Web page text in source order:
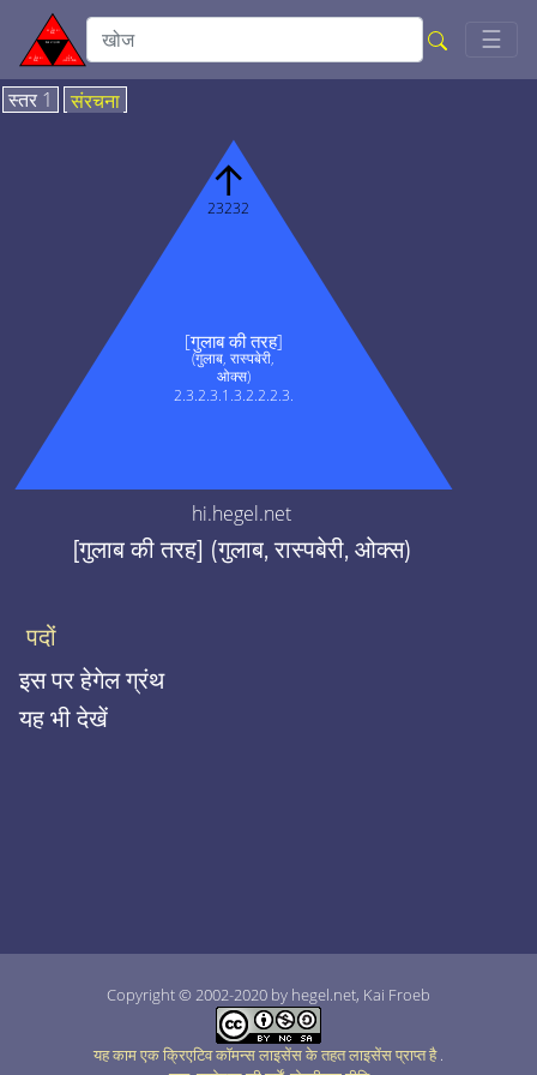
☰
स्तर 1 संरचना
[गुलाब की तरह]
(गुलाब, रास्पबेरी,
ओक्स)
2.3.2.3.1.3.2.2.2.3.
↑
23232
hi.hegel.net
[गुलाब की तरह] (गुलाब, रास्पबेरी, ओक्स)
पदों
इस पर हेगेल ग्रंथ
यह भी देखें
Copyright © 2002-2020 by hegel.net, Kai Froeb
यह काम एक क्रिएटिव कॉमन्स लाइसेंस के तहत लाइसेंस प्राप्त है.